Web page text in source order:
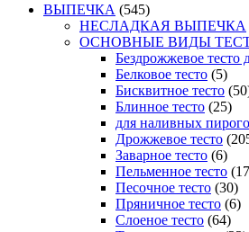
ВЫПЕЧКА (545)
НЕСЛАДКАЯ ВЫПЕЧКА
ОСНОВНЫЕ ВИДЫ
Бездрожжевое тесто
Белковое тесто (5)
Бисквитное тесто
Блинное тесто (25)
для наливных
Дрожжевое тесто
Заварное тесто (6)
Пельменное тесто
Песочное тесто (30)
Пряничное тесто (6)
Слоеное тесто (64)